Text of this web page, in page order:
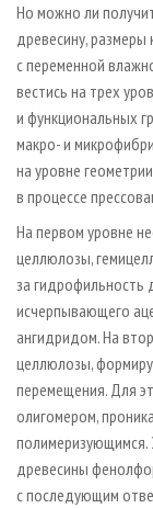
Но можно ли
древесину,
с переменной
вестись на трех
и функциональных
макро- и
на уровне
в процессе
На первом уровне
целлюлозы,
за гидрофильность
исчерпывающего
ангидридом. На
целлюлозы,
перемещения. Для
олигомером,
древесины
с последующим